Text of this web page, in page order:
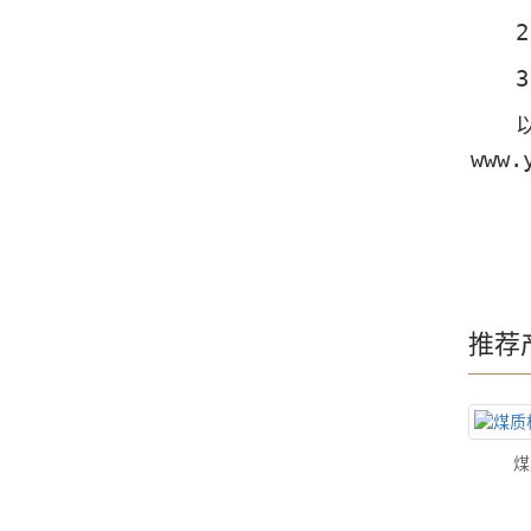
2.都
3.可
以
推荐